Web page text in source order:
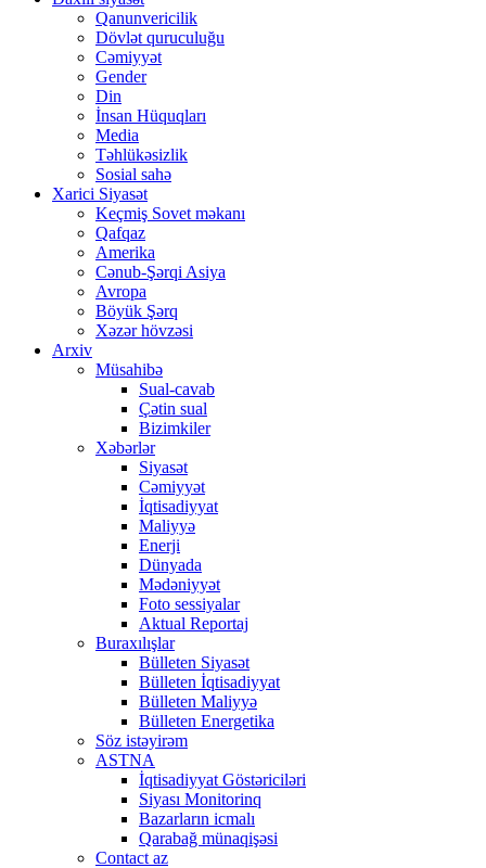
Qanunvericilik
Dövlət quruculuğu
Cəmiyyət
Gender
Din
İnsan Hüquqları
Media
Təhlükəsizlik
Sosial sahə
Xarici Siyasət
Keçmiş Sovet məkanı
Qafqaz
Amerika
Cənub-Şərqi Asiya
Avropa
Böyük Şərq
Xəzər hövzəsi
Arxiv
Müsahibə
Sual-cavab
Çətin sual
Bizimkiler
Xəbərlər
Siyasət
Cəmiyyət
İqtisadiyyat
Maliyyə
Enerji
Dünyada
Mədəniyyət
Foto sessiyalar
Aktual Reportaj
Buraxılışlar
Bülleten Siyasət
Bülleten İqtisadiyyat
Bülleten Maliyyə
Bülleten Energetika
Söz istəyirəm
ASTNA
İqtisadiyyat Göstəriciləri
Siyası Monitorinq
Bazarların icmalı
Qarabağ münaqişəsi
Contact az